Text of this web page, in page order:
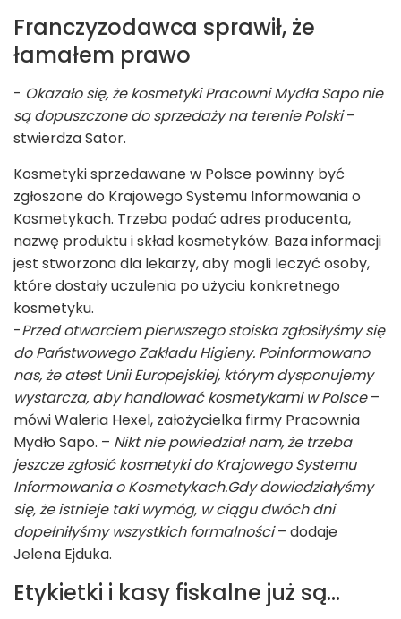
Franczyzodawca sprawił, że
łamałem prawo
- Okazało się, że kosmetyki Pracowni Mydła Sapo nie
są dopuszczone do sprzedaży na terenie Polski–
stwierdza Sator.
Kosmetyki sprzedawane w Polsce powinny być
zgłoszone do Krajowego Systemu Informowania o
Kosmetykach. Trzeba podać adres producenta,
nazwę produktu i skład kosmetyków. Baza informacji
jest stworzona dla lekarzy, aby mogli leczyć osoby,
które dostały uczulenia po użyciu konkretnego
kosmetyku.
-Przed otwarciem pierwszego stoiska zgłosiłyśmy się
do Państwowego Zakładu Higieny. Poinformowano
nas, że atest Unii Europejskiej, którym dysponujemy
wystarcza, aby handlować kosmetykami w Polsce–
mówi Waleria Hexel, założycielka firmy Pracownia
Mydło Sapo. – Nikt nie powiedział nam, że trzeba
jeszcze zgłosić kosmetyki do Krajowego Systemu
Informowania o Kosmetykach.Gdy dowiedziałyśmy
się, że istnieje taki wymóg, w ciągu dwóch dni
dopełniłyśmy wszystkich formalności– dodaje
Jelena Ejduka.
Etykietki i kasy fiskalne już są...